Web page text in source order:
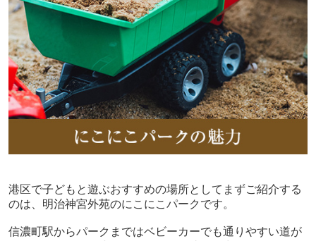
港区で子どもと遊ぶおすすめの場所としてまずご紹介する
のは、明治神宮外苑のにこにこパークです。
信濃町駅からパークまではベビーカーでも通りやすい道が